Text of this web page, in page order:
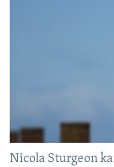
A MÚLT
Nicola Sturgeon